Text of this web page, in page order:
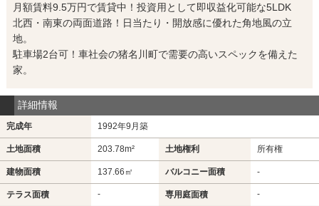
月額賃料9.5万円で賃貸中！投資用として即収益化可能な5LDK
北西・南東の両面道路！日当たり・開放感に優れた角地風の立
地。
駐車場2台可！車社会の猪名川町で需要の高いスペックを備えた
家。
詳細情報
完成年 1992年9月築
土地面積 203.78m² 土地権利 所有権
建物面積 137.66㎡ バルコニー面積 -
テラス面積 - 専用庭面積 -